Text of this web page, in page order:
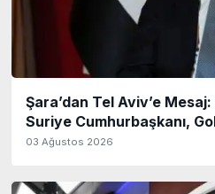
Şara’dan Tel Aviv’e
Suriye Cumhurbaşkanı,
03 Ağustos 2026